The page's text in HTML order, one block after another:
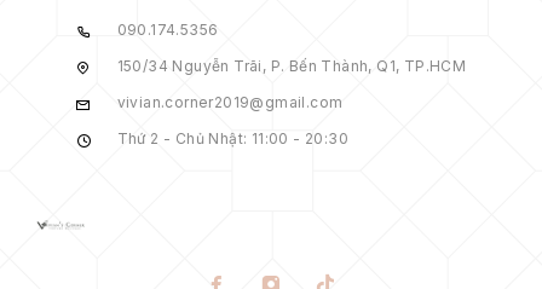
090.174.5356
150/34 Nguyễn Trãi, P. Bến Thành, Q1, TP.HCM
vivian.corner2019@gmail.com
Thứ 2 - Chủ Nhật: 11:00 - 20:30